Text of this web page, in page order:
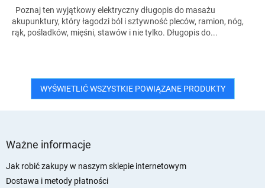
Poznaj ten wyjątkowy elektryczny długopis do masażu
akupunktury, który łagodzi ból i sztywność pleców, ramion, nóg,
rąk, pośladków, mięśni, stawów i nie tylko. Długopis do...
WYŚWIETLIĆ WSZYSTKIE POWIĄZANE PRODUKTY
Ważne informacje
Jak robić zakupy w naszym sklepie internetowym
Dostawa i metody płatności